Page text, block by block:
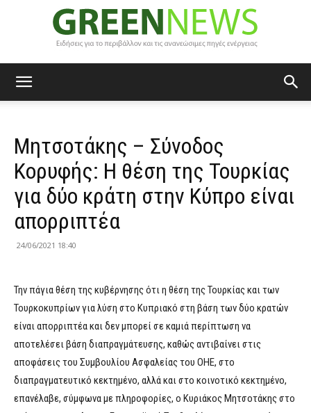
News
Μητσοτάκης – Σύνοδος
Κορυφής: Η θέση της Τουρκίας
για δύο κράτη στην Κύπρο είναι
απορριπτέα
24/06/2021 18:40
Την πάγια θέση της κυβέρνησης ότι η θέση της Τουρκίας και των
Τουρκοκυπρίων για λύση στο Κυπριακό στη βάση των δύο κρατών
είναι απορριπτέα και δεν μπορεί σε καμιά περίπτωση να
αποτελέσει βάση διαπραγμάτευσης, καθώς αντιβαίνει στις
αποφάσεις του Συμβουλίου Ασφαλείας του ΟΗΕ, στο
διαπραγματευτικό κεκτημένο, αλλά και στο κοινοτικό κεκτημένο,
επανέλαβε, σύμφωνα με πληροφορίες, ο Κυριάκος Μητσοτάκης στο